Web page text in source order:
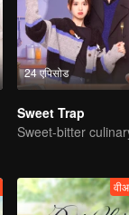
24 एपिसोड
Sweet Trap